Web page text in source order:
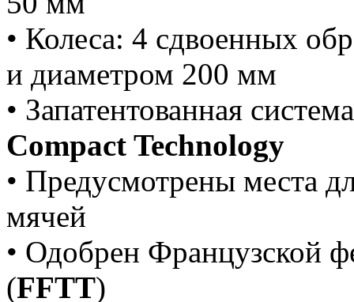
• Колеса: 4 сдвоенных
и диаметром 200 мм
• Запатентованная
Compact Technology
• Предусмотрены места
мячей
• Одобрен Французской
(FFTT)